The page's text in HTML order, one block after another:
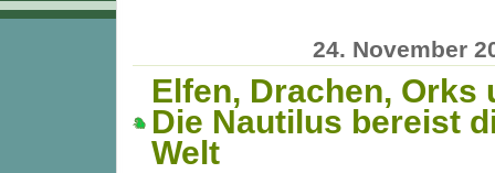
24. November
Elfen, Drachen, Orks
Die Nautilus bereist
Welt